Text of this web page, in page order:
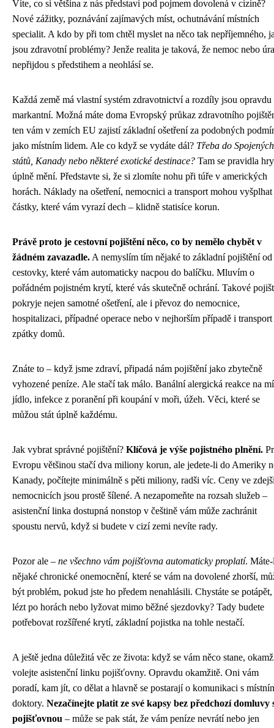
Víte, co si většina z nás představí pod pojmem dovolená v cizině?
Nové zážitky, poznávání zajímavých míst, ochutnávání místních
specialit. A kdo by při tom chtěl myslet na něco tak nepříjemného,
jsou zdravotní problémy? Jenže realita je taková, že nemoc nebo
nepřijdou s předstihem a neohlásí se.
Každá země má vlastní systém zdravotnictví a rozdíly jsou opravdu
markantní. Možná máte doma Evropský průkaz zdravotního
ten vám v zemích EU zajistí základní ošetření za podobných
jako místním lidem. Ale co když se vydáte dál? Třeba do Spojených
států, Kanady nebo některé exotické destinace? Tam se pravidla hry
úplně mění. Představte si, že si zlomíte nohu při túře v amerických
horách. Náklady na ošetření, nemocnici a transport mohou vyšplhat
částky, které vám vyrazí dech – klidně statisíce korun.
Právě proto je cestovní pojištění něco, co by nemělo chybět v
žádném zavazadle. A nemyslím tím nějaké to základní pojištění od
cestovky, které vám automaticky nacpou do balíčku. Mluvím o
pořádném pojistném krytí, které vás skutečně ochrání. Takové
pokryje nejen samotné ošetření, ale i převoz do nemocnice,
hospitalizaci, případné operace nebo v nejhorším případě i transport
zpátky domů.
Znáte to – když jsme zdraví, připadá nám pojištění jako zbytečně
vyhozené peníze. Ale stačí tak málo. Banální alergická reakce na
jídlo, infekce z poranění při koupání v moři, úžeh. Věci, které se
můžou stát úplně každému.
Jak vybrat správné pojištění? Klíčová je výše pojistného plnění.
Evropu většinou stačí dva miliony korun, ale jedete-li do Ameriky
Kanady, počítejte minimálně s pěti miliony, radši víc. Ceny ve
nemocnicích jsou prostě šílené. A nezapomeňte na rozsah služeb –
asistenční linka dostupná nonstop v češtině vám může zachránit
spoustu nervů, když si budete v cizí zemi nevíte rady.
Pozor ale – ne všechno vám pojišťovna automaticky proplatí.
nějaké chronické onemocnění, které se vám na dovolené zhorší,
být problém, pokud jste ho předem nenahlásili. Chystáte se potápět,
lézt po horách nebo lyžovat mimo běžné sjezdovky? Tady budete
potřebovat rozšířené krytí, základní pojistka na tohle nestačí.
A ještě jedna důležitá věc ze života: když se vám něco stane,
volejte asistenční linku pojišťovny. Opravdu okamžitě. Oni vám
poradí, kam jít, co dělat a hlavně se postarají o komunikaci s
doktory. Nezačínejte platit ze své kapsy bez předchozí domluvy
pojišťovnou – může se pak stát, že vám peníze nevrátí nebo jen